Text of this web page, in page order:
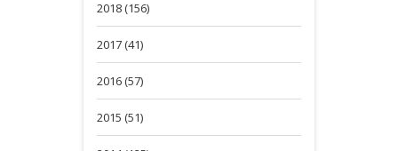
2018 (156)
2017 (41)
2016 (57)
2015 (51)